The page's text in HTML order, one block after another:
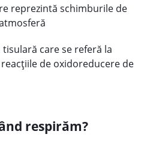
reprezintă schimburile de
care se referă la
de oxidoreducere de
respirăm?